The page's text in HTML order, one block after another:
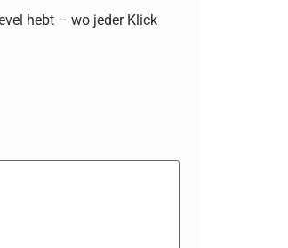
hebt – wo jeder Klick